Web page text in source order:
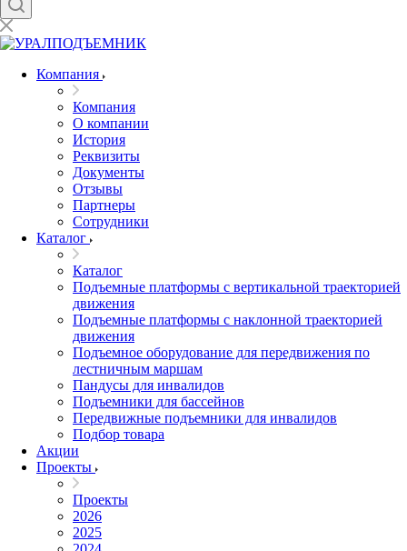
Компания
Компания
О компании
История
Реквизиты
Документы
Отзывы
Партнеры
Сотрудники
Каталог
Каталог
Подъемные платформы с вертикальной траекторией
движения
Подъемные платформы с наклонной траекторией
движения
Подъемное оборудование для передвижения по
лестничным маршам
Пандусы для инвалидов
Подъемники для бассейнов
Передвижные подъемники для инвалидов
Подбор товара
Акции
Проекты
Проекты
2026
2025